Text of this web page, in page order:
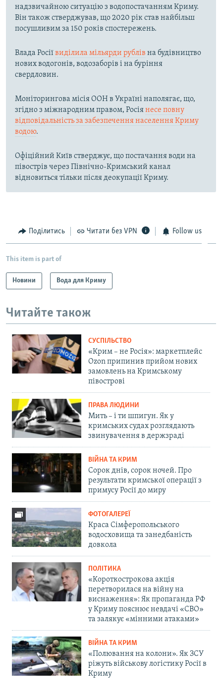
надзвичайною ситуацію з водопостачанням Криму.
Він також стверджував, що 2020 рік став найбільш
посушливим за 150 років спостережень.
Влада Росіївиділила мільярди рублів на будівництво
нових водогонів, водозаборів і на буріння
свердловин.
Моніторингова місія ООН в Україні наполягає, що,
згідно з міжнародним правом, Росіянесе повну
відповідальність за забезпечення населення Криму
водою.
Офіційний Київ стверджує, що постачання води на
півострів через Північно-Кримський канал
відновиться тільки після деокупації Криму.
Поділитись Читати без VPN Follow us
This item is part of
Новини Вода для Криму
Читайте також
СУСПІЛЬСТВО
«Крим – не Росія»: маркетплейс
Ozon припинив прийом нових
замовлень на Кримському
півострові
ПРАВА ЛЮДИНИ
Мить – і ти шпигун. Як у
кримських судах розглядають
звинувачення в держзраді
ВІЙНА ТА КРИМ
Сорок днів, сорок ночей. Про
результати кримської операції з
примусу Росії до миру
ФОТОГАЛЕРЕЇ
Краса Сімферопольського
водосховища та занедбаність
довкола
ПОЛІТИКА
«Короткострокова акція
перетворилася на війну на
виснаження»: Як пропаганда РФ
у Криму пояснює невдачі «СВО»
та залякує «мінними атаками»
ВІЙНА ТА КРИМ
«Полювання на колони». Як ЗСУ
ріжуть військову логістику Росії в
Криму